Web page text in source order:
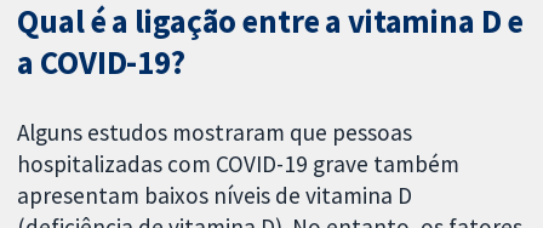
Qual é a ligação entre a vitamina D e
a COVID-19?
Alguns estudos mostraram que pessoas
hospitalizadas com COVID-19 grave também
apresentam baixos níveis de vitamina D